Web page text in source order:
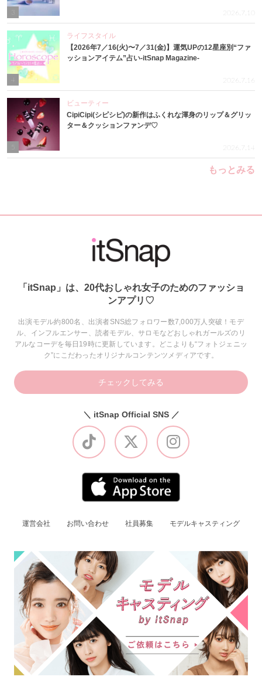
3 2026.7.10
4
ライフスタイル
【2026年7／16(火)〜7／31(金)】運気UPの12星座別“ファ
ッションアイテム”占い-itSnap Magazine-
2026.7.16
ビューティー
CipiCipi(シピシピ)の新作はふくれな渾身のリップ＆グリッ
ター＆クッションファンデ♡
2026.7.14
もっとみる
「itSnap」は、20代おしゃれ女子のためのファッショ
ンアプリ♡
出演モデル約800名、出演者SNS総フォロワー数7,000万人突破！モデ
ル、インフルエンサー、読者モデル、サロモなどおしゃれガールズのリ
アルなコーデを毎日19時に更新しています。どこよりも“フォトジェニッ
ク”にこだわったオリジナルコンテンツメディアです。
チェックしてみる
＼ itSnap Official SNS ／
運営会社 お問い合わせ 社員募集 モデルキャスティング